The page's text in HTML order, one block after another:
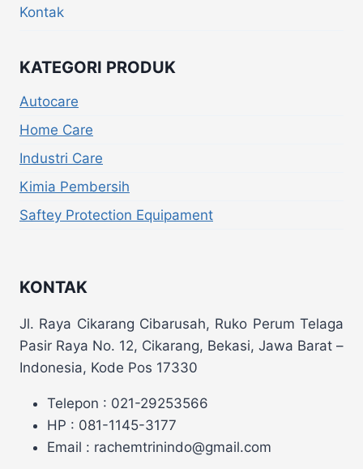
Kontak
KATEGORI PRODUK
Autocare
Home Care
Industri Care
Kimia Pembersih
Saftey Protection Equipament
KONTAK
Jl. Raya Cikarang Cibarusah, Ruko Perum Telaga
Pasir Raya No. 12, Cikarang, Bekasi, Jawa Barat –
Indonesia, Kode Pos 17330
Telepon : 021-29253566
HP : 081-1145-3177
Email : rachemtrinindo@gmail.com